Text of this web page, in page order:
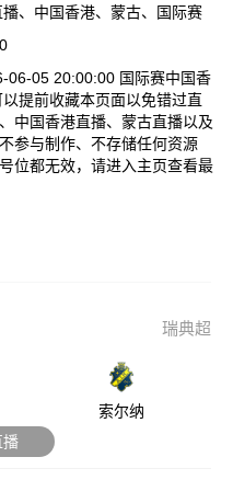
播、中国香港、蒙古、国际赛
06-05 20:00:00 国际赛中国香
提前收藏本页面以免错过直
中国香港直播、蒙古直播以及
参与制作、不存储任何资源
位都无效，请进入主页查看最
瑞典超
索尔纳
播